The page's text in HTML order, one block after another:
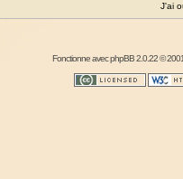
J'ai
Fonctionne avecphpBB2.0.22 ©